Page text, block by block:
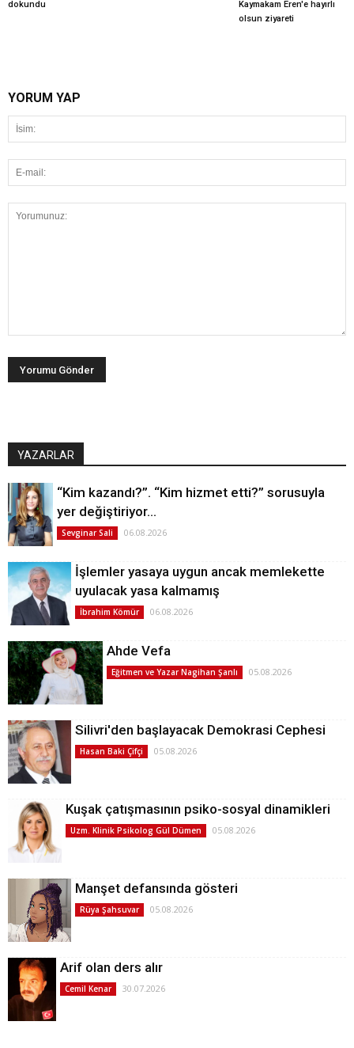
dokundu
Kaymakam Eren'e hayırlı
olsun ziyareti
YORUM YAP
YAZARLAR
“Kim kazandı?”. “Kim hizmet etti?” sorusuyla
yer değiştiriyor…
Sevginar Sali 06.08.2026
İşlemler yasaya uygun ancak memlekette
uyulacak yasa kalmamış
İbrahim Kömür 06.08.2026
Ahde Vefa
Eğitmen ve Yazar Nagihan Şanlı 05.08.2026
Silivri'den başlayacak Demokrasi Cephesi
Hasan Baki Çifçi 05.08.2026
Kuşak çatışmasının psiko-sosyal dinamikleri
Uzm. Klinik Psikolog Gül Dümen 05.08.2026
Manşet defansında gösteri
Rüya Şahsuvar 05.08.2026
Arif olan ders alır
Cemil Kenar 30.07.2026